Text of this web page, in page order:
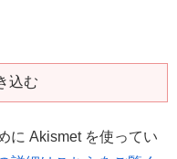
込む
に Akismet を使ってい